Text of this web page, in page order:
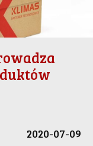
2020-07-09